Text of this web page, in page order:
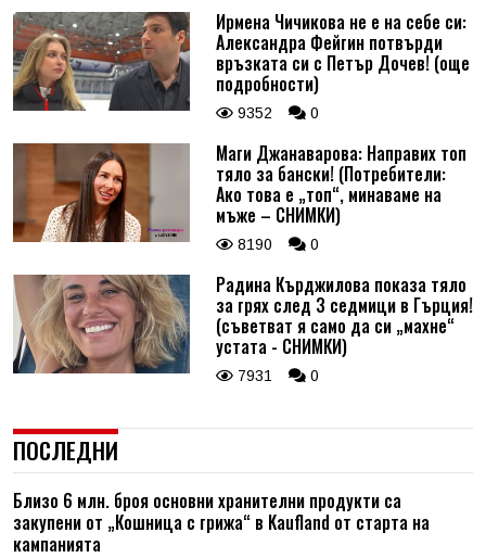
Ирмена Чичикова не е на себе си:
Александра Фейгин потвърди
връзката си с Петър Дочев! (още
подробности)
9352 0
Маги Джанаварова: Направих топ
тяло за бански! (Потребители:
Ако това е „топ“, минаваме на
мъже – СНИМКИ)
8190 0
Радина Кърджилова показа тяло
за грях след 3 седмици в Гърция!
(съветват я само да си „махне“
устата - СНИМКИ)
7931 0
ПОСЛЕДНИ
Близо 6 млн. броя основни хранителни продукти са
закупени от „Кошница с грижа“ в Kaufland от старта на
кампанията